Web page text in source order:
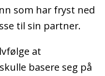
som har fryst ned
til sin partner.
at
basere seg på